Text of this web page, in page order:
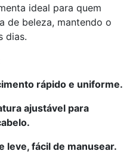
ideal para quem
de beleza, mantendo o
dias.
rápido e uniforme.
ajustável para
leve, fácil de manusear.